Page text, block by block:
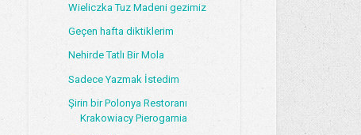
Wieliczka Tuz Madeni gezimiz
Geçen hafta diktiklerim
Nehirde Tatlı Bir Mola
Sadece Yazmak İstedim
Şirin bir Polonya Restoranı
Krakowiacy Pierogarnia